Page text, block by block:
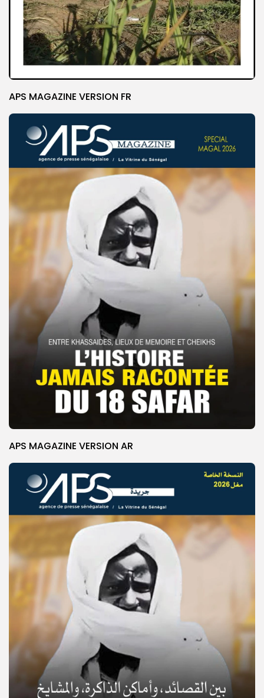
© Copyright 2025, APS
APS MAGAZINE VERSION FR
APS MAGAZINE VERSION AR